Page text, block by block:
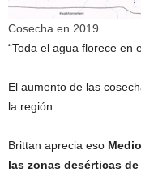
Cosecha en 2019.
“Toda el agua florece en
El aumento de las
la región.
Brittan aprecia eso
las zonas desérticas de